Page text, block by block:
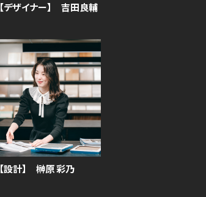
【デザイナー】 吉田良輔
【設計】 榊原 彩乃